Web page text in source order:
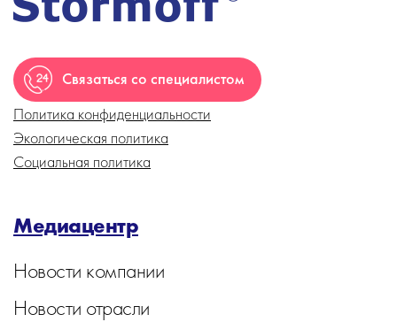
Связаться со специалистом
Политика конфиденциальности
Экологическая политика
Социальная политика
Медиацентр
Новости компании
Новости отрасли